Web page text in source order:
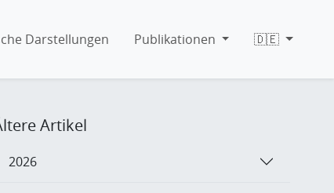
Darstellungen Publikationen 🇩🇪
Artikel
2026